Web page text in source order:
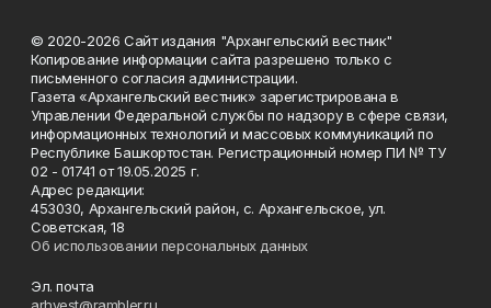
© 2020-2026 Сайт издания "Архангельский вестник"
Копирование информации сайта разрешено только с
письменного согласия администрации.
Газета «Архангельский вестник» зарегистрирована в
Управлении Федеральной службы по надзору в сфере связи,
информационных технологий и массовых коммуникаций по
Республике Башкортостан. Регистрационный номер ПИ № ТУ
02 - 01741 от 19.05.2025 г.
Адрес редакции:
453030, Архангельский район, с. Архангельское, ул.
Советская, 18
Об использовании персональных данных
Эл. почта